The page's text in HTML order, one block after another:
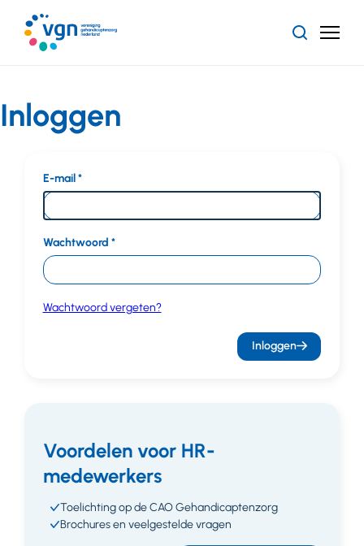
naar
hoofdinhoud
ZoekenMenu
Inloggen
E-mail
Wachtwoord
Wachtwoord vergeten?
Inloggen
Voordelen voor HR-
medewerkers
Toelichting op de CAO Gehandicaptenzorg
Brochures en veelgestelde vragen